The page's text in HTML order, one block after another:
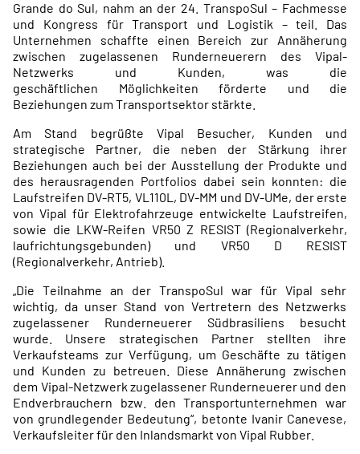
Grande do Sul, nahm an der 24. TranspoSul – Fachmesse
und Kongress für Transport und Logistik – teil. Das
Unternehmen schaffte einen Bereich zur Annäherung
zwischen zugelassenen Runderneuerern des Vipal-
Netzwerks und Kunden, was die
geschäftlichen Möglichkeiten förderte und die
Beziehungen zum Transportsektor stärkte.
Am Stand begrüßte Vipal Besucher, Kunden und
strategische Partner, die neben der Stärkung ihrer
Beziehungen auch bei der Ausstellung der Produkte und
des herausragenden Portfolios dabei sein konnten: die
Laufstreifen DV-RT5, VL110L, DV-MM und DV-UMe, der erste
von Vipal für Elektrofahrzeuge entwickelte Laufstreifen,
sowie die LKW-Reifen VR50 Z RESIST (Regionalverkehr,
laufrichtungsgebunden) und VR50 D RESIST
(Regionalverkehr, Antrieb).
„Die Teilnahme an der TranspoSul war für Vipal sehr
wichtig, da unser Stand von Vertretern des Netzwerks
zugelassener Runderneuerer Südbrasiliens besucht
wurde. Unsere strategischen Partner stellten ihre
Verkaufsteams zur Verfügung, um Geschäfte zu tätigen
und Kunden zu betreuen. Diese Annäherung zwischen
dem Vipal-Netzwerk zugelassener Runderneuerer und den
Endverbrauchern bzw. den Transportunternehmen war
von grundlegender Bedeutung“, betonte Ivanir Canevese,
Verkaufsleiter für den Inlandsmarkt von Vipal Rubber.